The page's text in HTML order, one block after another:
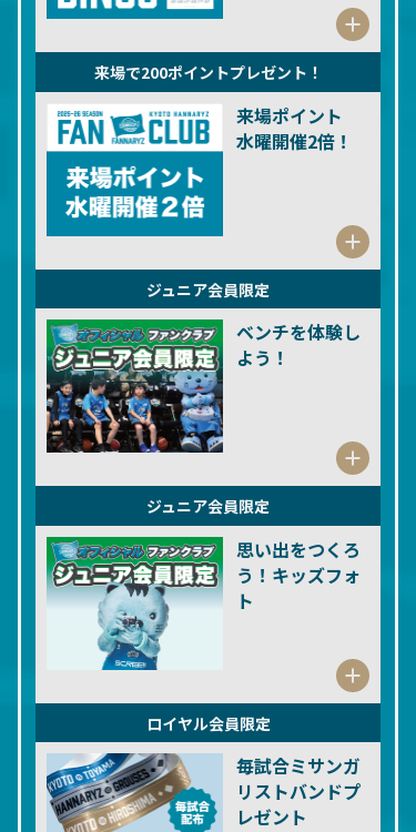
来場で200ポイントプレゼント！
来場ポイント
水曜開催2倍！
ジュニア会員限定
ベンチを体験し
よう！
ジュニア会員限定
思い出をつくろ
う！キッズフォ
ト
ロイヤル会員限定
毎試合ミサンガ
リストバンドプ
レゼント